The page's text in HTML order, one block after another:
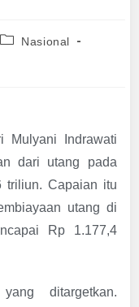
Nasional
Indrawati
dari utang pada
triliun. Capaian itu
utang di
Rp 1.177,4
ditargetkan.